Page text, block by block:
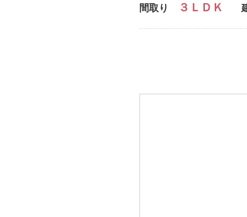
間取り ３ＬＤＫ